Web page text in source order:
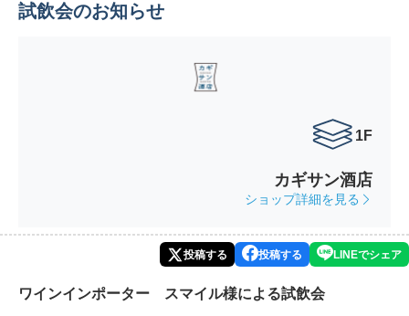
試飲会のお知らせ
1F
カギサン酒店
ショップ詳細を見る
投稿する 投稿する LINEでシェア
ワインインポーター スマイル様による試飲会